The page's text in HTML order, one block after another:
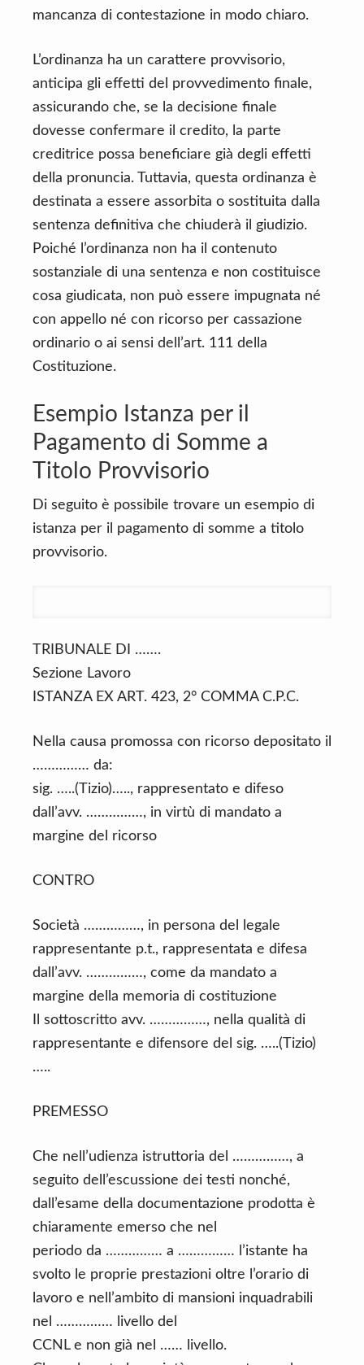
mancanza di contestazione in modo chiaro.
L’ordinanza ha un carattere provvisorio,
anticipa gli effetti del provvedimento finale,
assicurando che, se la decisione finale
dovesse confermare il credito, la parte
creditrice possa beneficiare già degli effetti
della pronuncia. Tuttavia, questa ordinanza è
destinata a essere assorbita o sostituita dalla
sentenza definitiva che chiuderà il giudizio.
Poiché l’ordinanza non ha il contenuto
sostanziale di una sentenza e non costituisce
cosa giudicata, non può essere impugnata né
con appello né con ricorso per cassazione
ordinario o ai sensi dell’art. 111 della
Costituzione.
Esempio Istanza per il
Pagamento di Somme a
Titolo Provvisorio
Di seguito è possibile trovare un esempio di
istanza per il pagamento di somme a titolo
provvisorio.
TRIBUNALE DI …….
Sezione Lavoro
ISTANZA EX ART. 423, 2° COMMA C.P.C.
Nella causa promossa con ricorso depositato il
…………… da:
sig. …..(Tizio)….., rappresentato e difeso
dall’avv. ……………, in virtù di mandato a
margine del ricorso
CONTRO
Società ……………, in persona del legale
rappresentante p.t., rappresentata e difesa
dall’avv. ……………, come da mandato a
margine della memoria di costituzione
Il sottoscritto avv. ……………, nella qualità di
rappresentante e difensore del sig. …..(Tizio)
…..
PREMESSO
Che nell’udienza istruttoria del ……………, a
seguito dell’escussione dei testi nonché,
dall’esame della documentazione prodotta è
chiaramente emerso che nel
periodo da …………… a …………… l’istante ha
svolto le proprie prestazioni oltre l’orario di
lavoro e nell’ambito di mansioni inquadrabili
nel …………… livello del
CCNL e non già nel …… livello.